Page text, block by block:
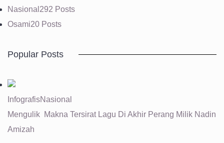
Nasional 292 Posts
Osami20 Posts
Popular Posts
InfografisNasional
Mengulik Makna Tersirat Lagu Di Akhir Perang Milik Nadin
Amizah